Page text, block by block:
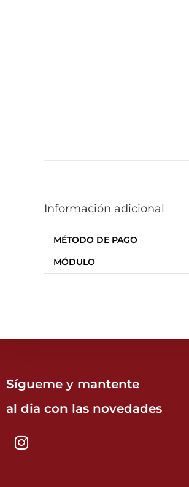
Información adicional
MÉTODO DE PAGO
MÓDULO
Sígueme y mantente
al dia con las novedades